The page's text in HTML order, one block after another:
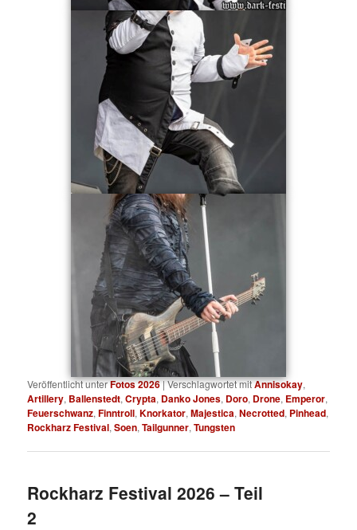
Veröffentlicht unterFotos 2026|Verschlagwortet mitAnnisokay,
Artillery, Ballenstedt,Crypta, Danko Jones, Doro, Drone, Emperor,
Feuerschwanz,Finntroll,Knorkator,Majestica,Necrotted, Pinhead,
Rockharz Festival,Soen,Tailgunner,Tungsten
Rockharz Festival 2026 – Teil
2